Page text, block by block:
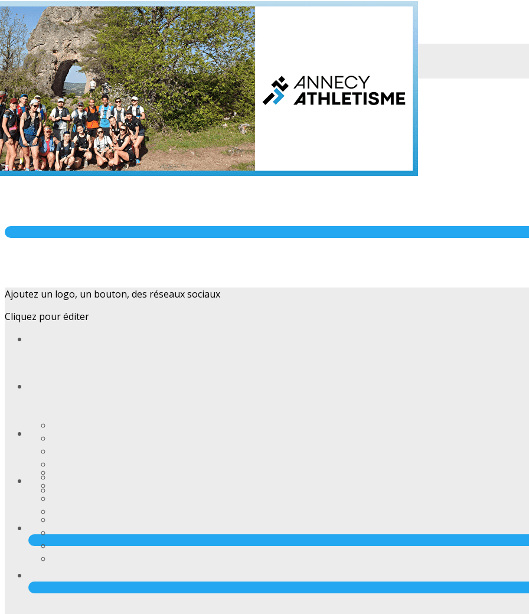
Exporter les lignes sélectionnées
Exporter toutes les colonnes
Exporter uniquement les colonnes affichées
Menu
?>
Images de la page d'accueil
Cliquez pour éditer
Ajoutez un logo, un bouton, des réseaux sociaux
Cliquez pour éditer